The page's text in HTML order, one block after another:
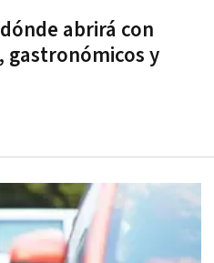
abrirá con
gastronómicos y